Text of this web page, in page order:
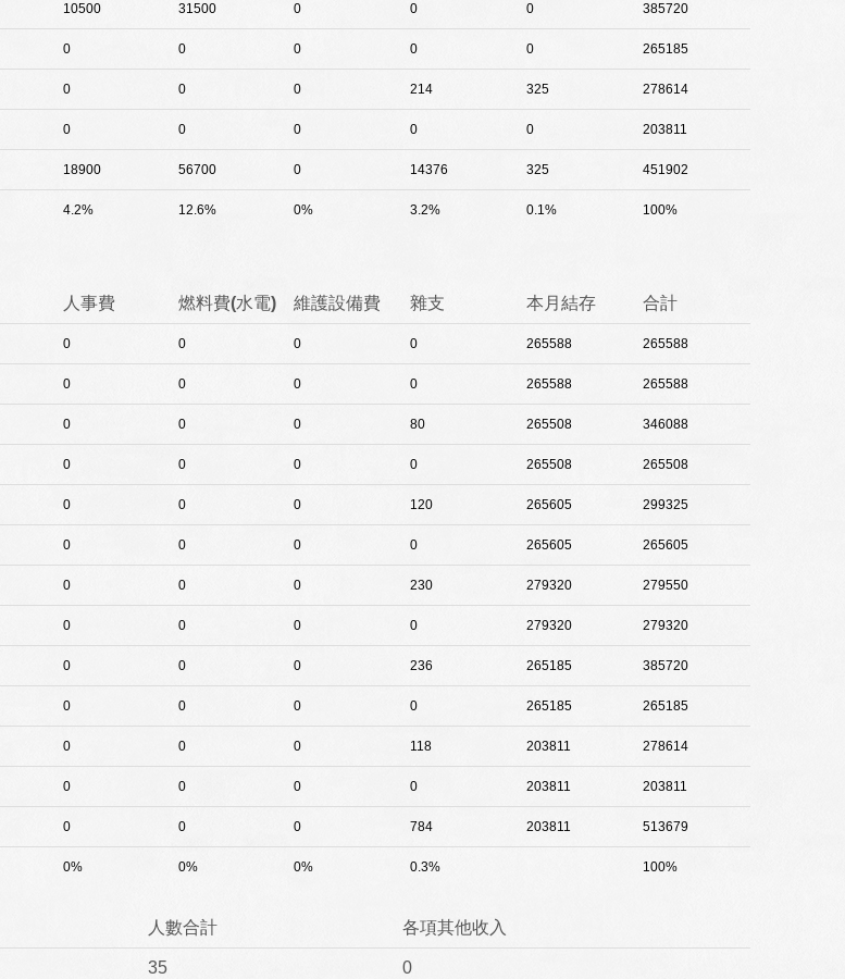
10500 31500 0 0 0 385720
0 0 0 0 0 265185
0 0 0 214 325 278614
0 0 0 0 0 203811
18900 56700 0 14376 325 451902
4.2% 12.6% 0% 3.2% 0.1% 100%
人事費 燃料費(水電) 維護設備費 雜支 本月結存 合計
0 0 0 0 265588 265588
0 0 0 0 265588 265588
0 0 0 80 265508 346088
0 0 0 0 265508 265508
0 0 0 120 265605 299325
0 0 0 0 265605 265605
0 0 0 230 279320 279550
0 0 0 0 279320 279320
0 0 0 236 265185 385720
0 0 0 0 265185 265185
0 0 0 118 203811 278614
0 0 0 0 203811 203811
0 0 0 784 203811 513679
0% 0% 0% 0.3% 100%
人數合計 各項其他收入
35 0